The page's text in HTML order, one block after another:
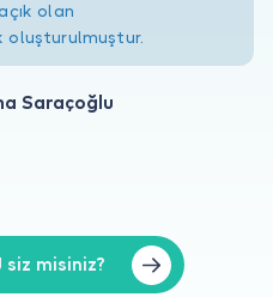
olan
Saraçoğlu
siz misiniz?